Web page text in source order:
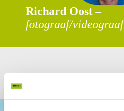
Richard Oost –
fotograaf/videograaf